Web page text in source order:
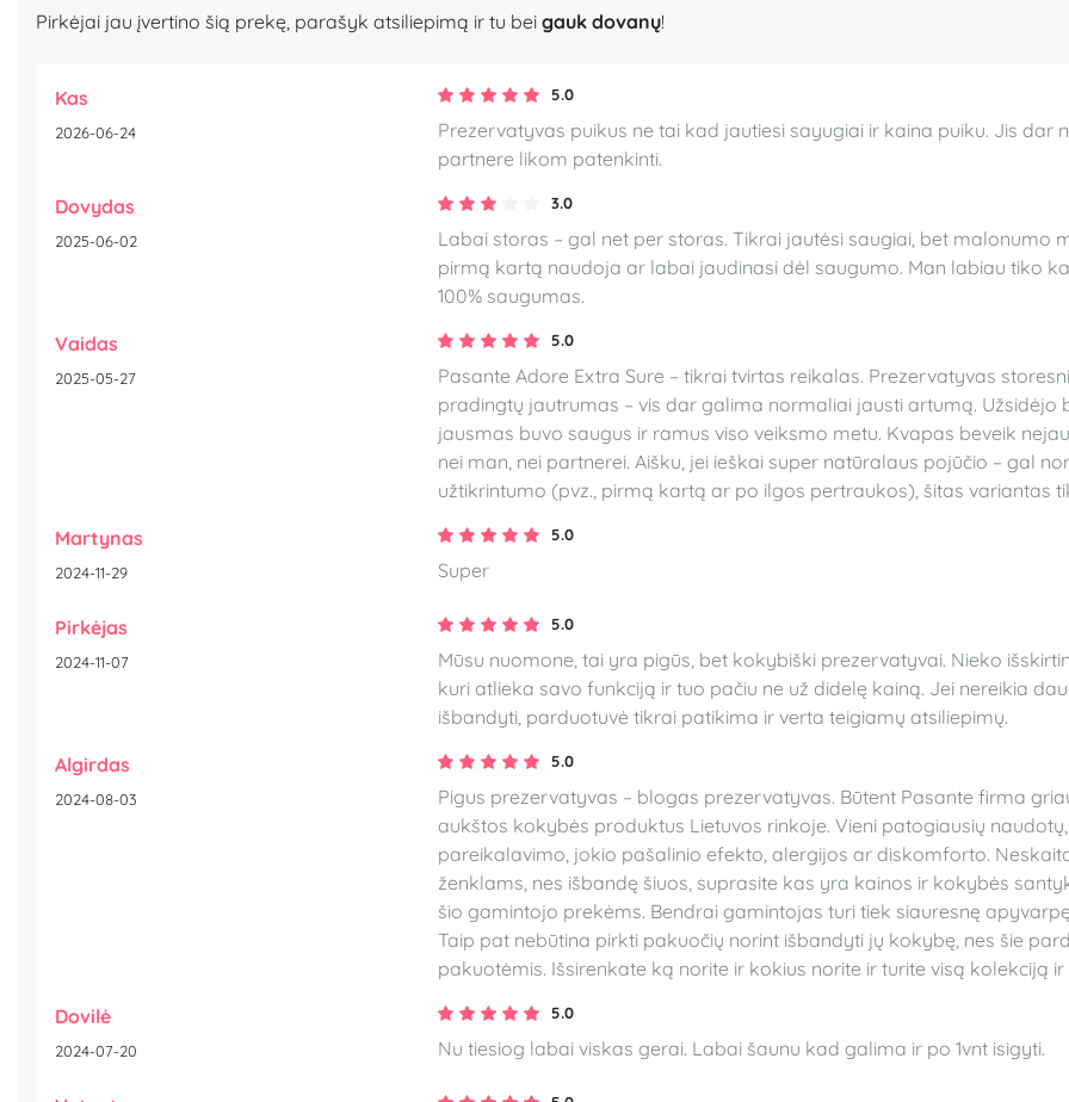
Pirkėjai jau įvertino šią prekę, parašyk atsiliepimą ir tu bei gauk dovanų!
Kas
2026-06-24
5.0
Prezervatyvas puikus ne tai kad jautiesi sayugiai ir kaina puiku. Jis
partnere likom patenkinti.
Dovydas
2025-06-02
3.0
Labai storas – gal net per storas. Tikrai jautėsi saugiai, bet malonumo
pirmą kartą naudoja ar labai jaudinasi dėl saugumo. Man labiau tiko
100% saugumas.
Vaidas
2025-05-27
5.0
Pasante Adore Extra Sure – tikrai tvirtas reikalas. Prezervatyvas
pradingtų jautrumas – vis dar galima normaliai jausti artumą.
jausmas buvo saugus ir ramus viso veiksmo metu. Kvapas beveik
nei man, nei partnerei. Aišku, jei ieškai super natūralaus pojūčio – gal
užtikrintumo (pvz., pirmą kartą ar po ilgos pertraukos), šitas variantas
Martynas
2024-11-29
5.0
Super
Pirkėjas
2024-11-07
5.0
Mūsu nuomone, tai yra pigūs, bet kokybiški prezervatyvai. Nieko
kuri atlieka savo funkciją ir tuo pačiu ne už didelę kainą. Jei nereikia
išbandyti, parduotuvė tikrai patikima ir verta teigiamų atsiliepimų.
Algirdas
2024-08-03
5.0
Pigus prezervatyvas – blogas prezervatyvas. Būtent Pasante firma
aukštos kokybės produktus Lietuvos rinkoje. Vieni patogiausių
pareikalavimo, jokio pašalinio efekto, alergijos ar diskomforto.
ženklams, nes išbandę šiuos, suprasite kas yra kainos ir kokybės
šio gamintojo prekėms. Bendrai gamintojas turi tiek siauresnę
Taip pat nebūtina pirkti pakuočių norint išbandyti jų kokybę, nes šie
pakuotėmis. Išsirenkate ką norite ir kokius norite ir turite visą kolekciją
Dovilė
2024-07-20
5.0
Nu tiesiog labai viskas gerai. Labai šaunu kad galima ir po 1vnt isigyti.